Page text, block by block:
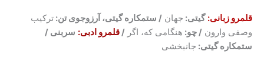
قلمرو زبانی: گیتی: جهان / ستمکاره گیتی، آرزوجوی تن: ترکیب
وصفی وارون / چو: هنگامی که، اگر /قلمرو ادبی: سربنی /
ستمکاره گیتی: جانبخشی